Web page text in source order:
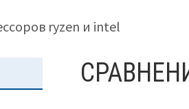
ryzen и intel